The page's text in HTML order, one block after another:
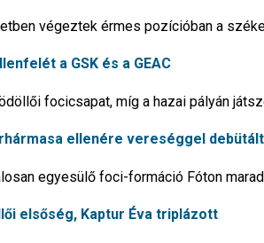
végeztek érmes pozícióban a
a GSK és a GEAC
focicsapat, míg a hazai pályán
ellenére vereséggel
egyesülő foci-formáció Fóton
elsőség, Kaptur Éva triplázott